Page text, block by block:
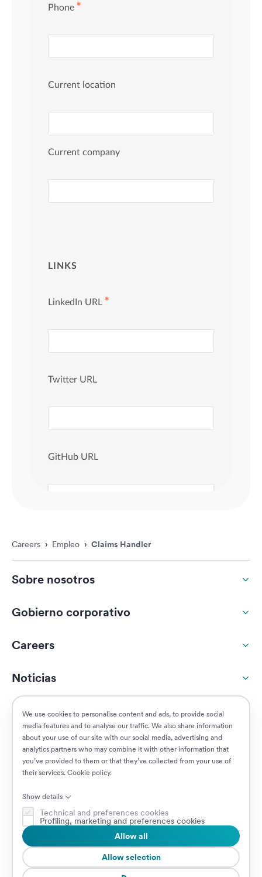
We use cookies to personalise content and ads, to provide social
media features and to analyse our traffic. We also share information
about your use of our site with our social media, advertising and
analytics partners who may combine it with other information that
you’ve provided to them or that they’ve collected from your use of
their services. Cookie policy.
Show details
Technical and preferences cookies
Profiling, marketing and preferences cookies
Allow selection
Allow all
Careers › Empleo › Claims Handler
Sobre nosotros
Gobierno corporativo
Careers
Noticias
Responsabilidad social
Clientes
© 2026 Prima Assicurazioni
VAT IT08879250960 • Piazzale Loreto 17, 20131 Milan, Italia • Sociedad
sujeta a la dirección y coordinación de AXA S.A.